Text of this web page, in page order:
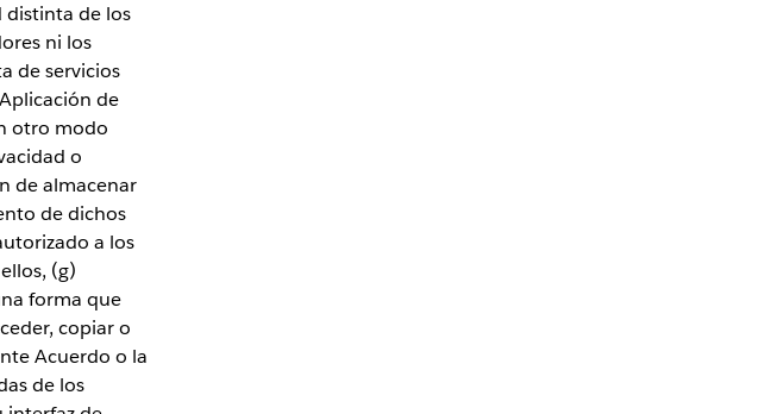
distinta de los
ni los
de servicios
de
otro modo
o
de almacenar
de dichos
a los
(g)
forma que
copiar o
Acuerdo o la
de los